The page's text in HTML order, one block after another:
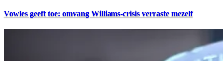
Vowles geeft toe: omvang Williams-crisis verraste mezelf